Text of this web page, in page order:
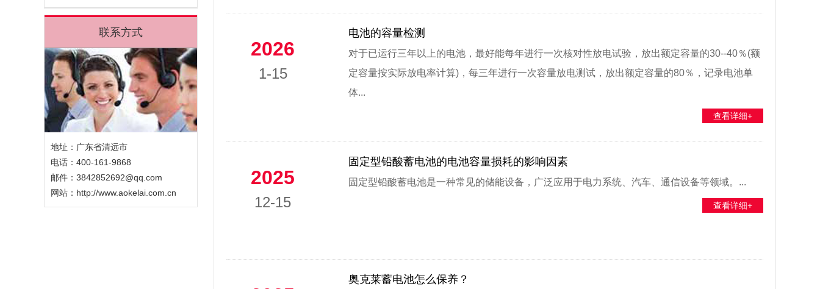
联系方式
地址：广东省清远市
电话：400-161-9868
邮件：3842852692@qq.com
网站： http://www.aokelai.com.cn
2026
1-15
电池的容量检测
对于已运行三年以上的电池，最好能每年进行一次核对性放电试验，放出额定容量的30--40％(额
定容量按实际放电率计算)，每三年进行一次容量放电测试，放出额定容量的80％，记录电池单
体...
查看详细+
2025
12-15
固定型铅酸蓄电池的电池容量损耗的影响因素
固定型铅酸蓄电池是一种常见的储能设备，广泛应用于电力系统、汽车、通信设备等领域。...
查看详细+
奥克莱蓄电池怎么保养？